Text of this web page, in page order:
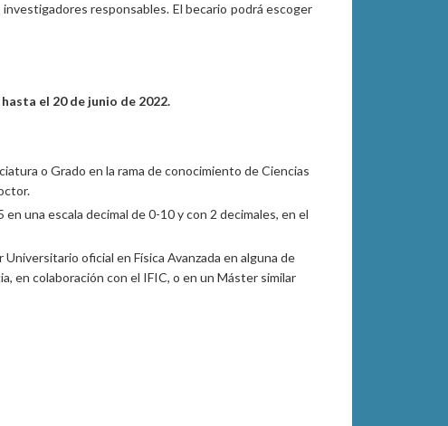
responsables. El becario podrá escoger
el 20 de junio de 2022.
o Grado en la rama de conocimiento de Ciencias
una escala decimal de 0-10 y con 2 decimales, en el
oficial en Física Avanzada en alguna de
en colaboración con el IFIC, o en un Máster similar